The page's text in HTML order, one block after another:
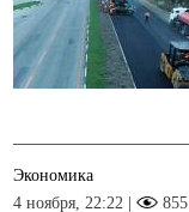
Экономика
4 ноября, 22:22 |
855